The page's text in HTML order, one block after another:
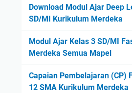
Download Modul Ajar Deep
SD/MI Kurikulum Merdeka
Modul Ajar Kelas 3 SD/MI
Merdeka Semua Mapel
Capaian Pembelajaran (CP)
12 SMA Kurikulum Merdeka